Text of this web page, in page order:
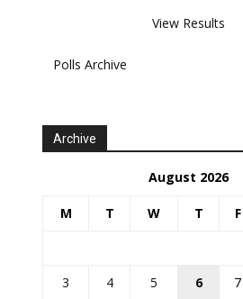
View Results
Polls Archive
Archive
August 2026
M T W T F
3
4 5 6 7